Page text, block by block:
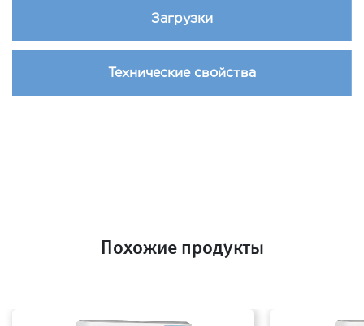
Загрузки
Технические свойства
Похожие продукты